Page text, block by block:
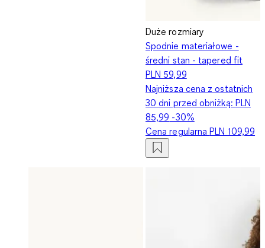
Duże rozmiary
Spodnie materiałowe -
średni stan - tapered fit
PLN 59,99
Najniższa cena z ostatnich
30 dni przed obniżką: PLN
85,99 -30%
Cena regularnaPLN 109,99